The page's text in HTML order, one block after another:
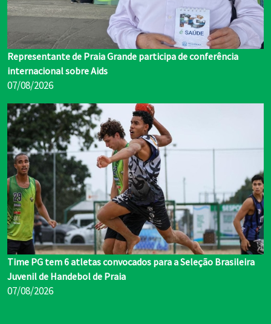
Representante de Praia Grande participa de conferência
internacional sobre Aids
07/08/2026
Time PG tem 6 atletas convocados para a Seleção Brasileira
Juvenil de Handebol de Praia
07/08/2026